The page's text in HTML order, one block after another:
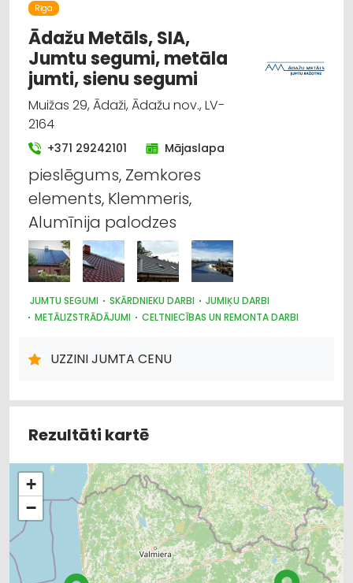
Rīga
Ādažu Metāls, SIA,
Jumtu segumi, metāla
jumti, sienu segumi
Muižas 29, Ādaži, Ādažu nov., LV-
2164
+371 29242101 Mājaslapa
pieslēgums, Zemkores
elements, Klemmeris,
Alumīnija palodzes
JUMTU SEGUMI SKĀRDNIEKU DARBI
JUMIĶU DARBI
METĀLIZSTRĀDĀJUMI
CELTNIECĪBAS UN REMONTA DARBI
BŪVMATERIĀLU, BŪVKONSTRUKCIJU TIRDZNIECĪBA
DŪMVADI, TO IZGATAVOŠANA, UZSTĀDĪŠANA
UZZINI JUMTA CENU
Rezultāti kartē
+
−